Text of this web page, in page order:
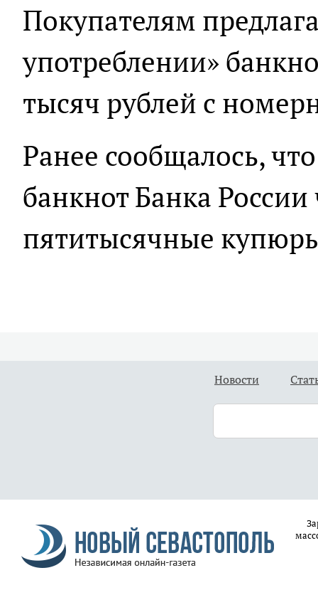
Покупателям
употреблении»
тысяч рублей с
Ранее сообщалось,
банкнот Банка
пятитысячные
Новости